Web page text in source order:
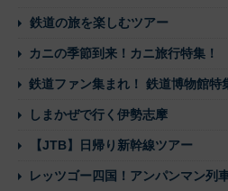
鉄道の旅を楽しむツアー
カニの季節到来！カニ旅行特集！
鉄道ファン集まれ！ 鉄道博物館特
しまかぜで行く伊勢志摩
【JTB】日帰り新幹線ツアー
レッツゴー四国！アンパンマン列